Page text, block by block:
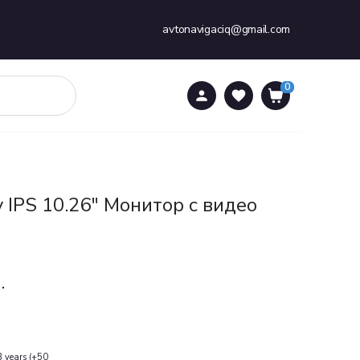
avtonavigaciq@gmail.com
0
0
10.26" Монитор с видео
years (+50